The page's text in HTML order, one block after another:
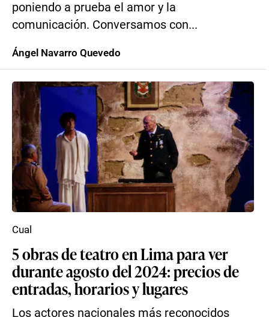
poniendo a prueba el amor y la
comunicación. Conversamos con...
Ángel Navarro Quevedo
5 obras de teatro en Lima para ver
durante agosto del 2024: precios de
entradas, horarios y lugares
Los actores nacionales más reconocidos
Cual